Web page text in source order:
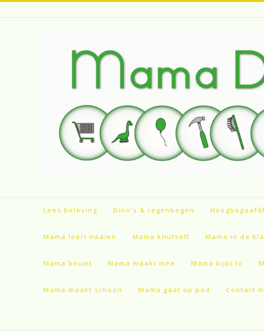
Spring
Lees beleving Dino’s & regenbogen
Mama leert naaien Mama knutselt Mama in de
Mama bouwt Mama maakt mee Mama kijkt tv
Mama maakt schoon Mama gaat op pad Contact